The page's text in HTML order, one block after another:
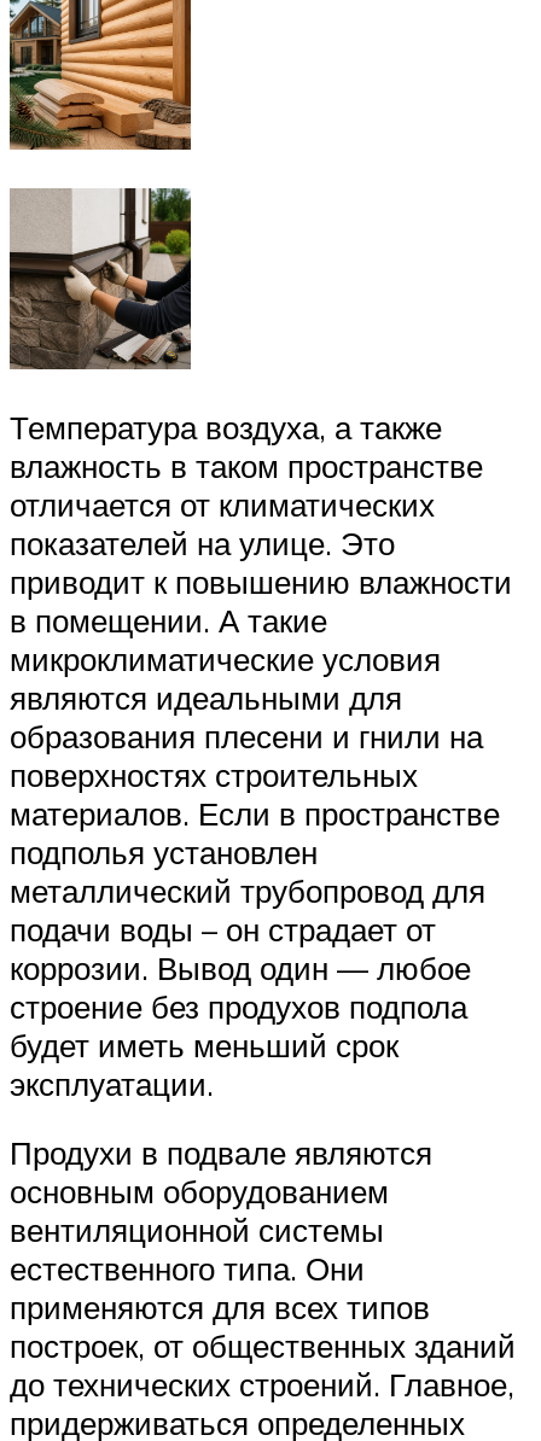
Температура воздуха, а также
влажность в таком пространстве
отличается от климатических
показателей на улице. Это
приводит к повышению влажности
в помещении. А такие
микроклиматические условия
являются идеальными для
образования плесени и гнили на
поверхностях строительных
материалов. Если в пространстве
подполья установлен
металлический трубопровод для
подачи воды – он страдает от
коррозии. Вывод один — любое
строение без продухов подпола
будет иметь меньший срок
эксплуатации.
Продухи в подвале являются
основным оборудованием
вентиляционной системы
естественного типа. Они
применяются для всех типов
построек, от общественных зданий
до технических строений. Главное,
придерживаться определенных